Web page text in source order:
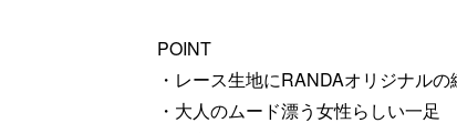
POINT
・レース生地にRANDAオリジナル
・大人のムード漂う女性らしい一足